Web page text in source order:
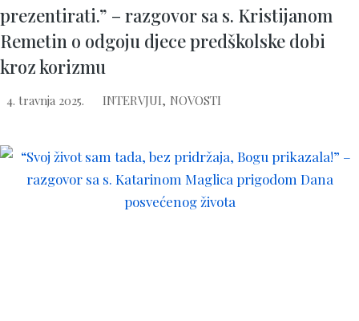
prezentirati.” – razgovor sa s. Kristijanom
Remetin o odgoju djece predškolske dobi
kroz korizmu
4. travnja 2025. INTERVJUI, NOVOSTI